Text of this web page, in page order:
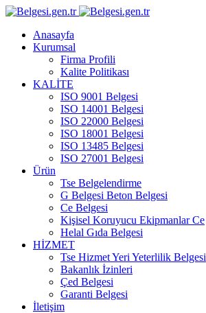
Anasayfa
Kurumsal
Firma Profili
Kalite Politikası
KALİTE
ISO 9001 Belgesi
ISO 14001 Belgesi
ISO 22000 Belgesi
ISO 18001 Belgesi
ISO 13485 Belgesi
ISO 27001 Belgesi
Ürün
Tse Belgelendirme
G Belgesi Beton Belgesi
Ce Belgesi
Kişisel Koruyucu Ekipmanlar Ce
Helal Gıda Belgesi
HİZMET
Tse Hizmet Yeri Yeterlilik Belgesi
Bakanlık İzinleri
Çed Belgesi
Garanti Belgesi
İletişim